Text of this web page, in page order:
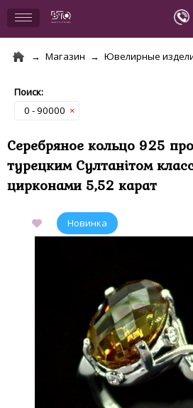
Магазин Ювелирные
0 - 90000 ×
Серебряное кольцо 925
турецким Султанітом
цирконами 5,52 карат